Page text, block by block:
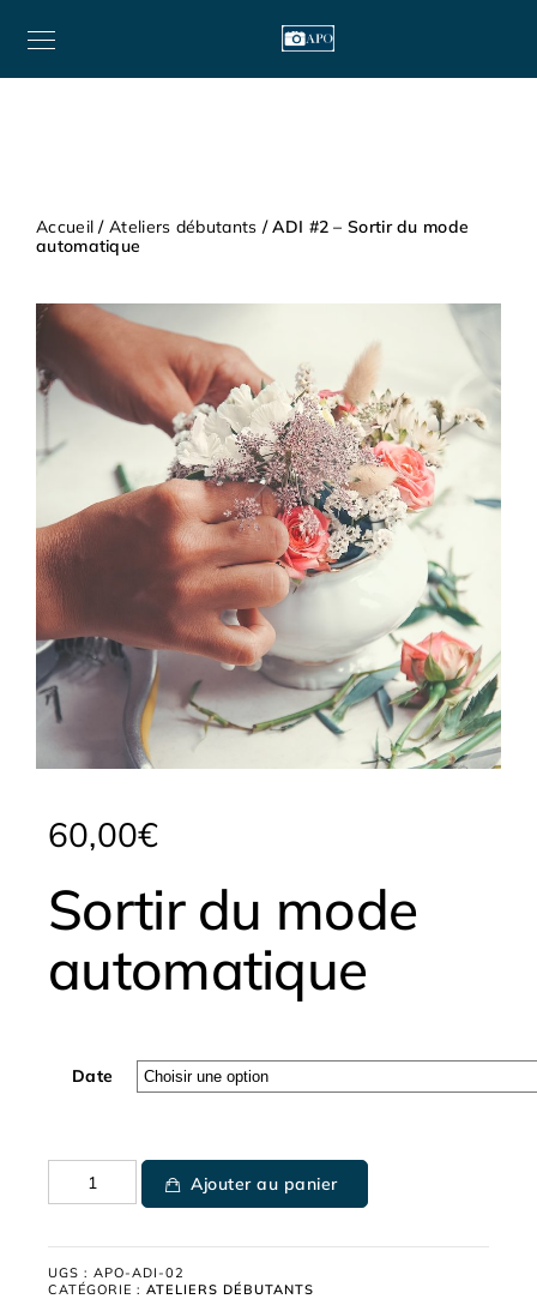
Accueil /Ateliers débutants / ADI #2 – Sortir du mode
automatique
60,00€
Sortir du mode
automatique
Date
Ajouter au panier
UGS : APO-ADI-02
CATÉGORIE : ATELIERS DÉBUTANTS